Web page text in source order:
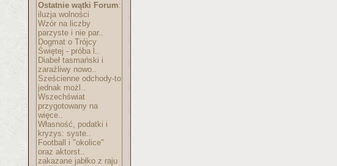
Ostatnie wątki Forum:
iluzja wolności
Wzór na liczby
parzyste i nie par..
Dogmat o Trójcy
Świętej - próba l..
Diabeł tasmański i
zaraźliwy nowo..
Sześcienne odchody-to
jednak możl..
Wszechświat
przygotowany na
więce..
Własność, podatki i
kryzys: syste..
Football i "okolice"
oraz aktorst..
zakazane jabłko z raju